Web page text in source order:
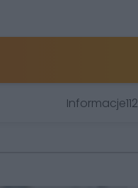
Informacje112